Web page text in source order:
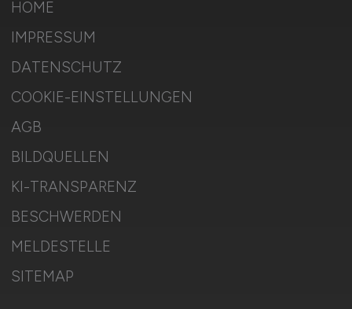
HOME
IMPRESSUM
DATENSCHUTZ
COOKIE-EINSTELLUNGEN
AGB
BILDQUELLEN
KI-TRANSPARENZ
BESCHWERDEN
MELDESTELLE
SITEMAP